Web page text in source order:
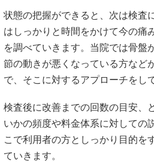
状態の把握ができると、次は検査
はしっかりと時間をかけて今の痛
を調べていきます。当院では骨盤
節の動きが悪くなっている方など
で、そこに対するアプローチをし
検査後に改善までの回数の目安、
いかの頻度や料金体系に対しての
こで利用者の方としっかり目的を
ていきます。